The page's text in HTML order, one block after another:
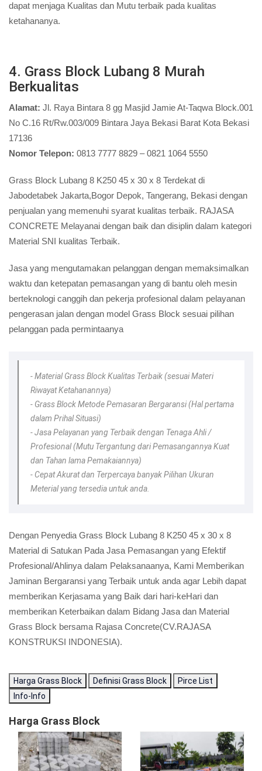
dapat menjaga Kualitas dan Mutu terbaik pada kualitas
ketahananya.
4. Grass Block Lubang 8 Murah
Berkualitas
Alamat: Jl. Raya Bintara 8 gg Masjid Jamie At-Taqwa Block.001
No C.16 Rt/Rw.003/009 Bintara Jaya Bekasi Barat Kota Bekasi
17136
Nomor Telepon: 0813 7777 8829 – 0821 1064 5550
Grass Block Lubang 8 K250 45 x 30 x 8 Terdekat di
Jabodetabek Jakarta,Bogor Depok, Tangerang, Bekasi dengan
penjualan yang memenuhi syarat kualitas terbaik. RAJASA
CONCRETE Melayanai dengan baik dan disiplin dalam kategori
Material SNI kualitas Terbaik.
Jasa yang mengutamakan pelanggan dengan memaksimalkan
waktu dan ketepatan pemasangan yang di bantu oleh mesin
berteknologi canggih dan pekerja profesional dalam pelayanan
pengerasan jalan dengan model Grass Block sesuai pilihan
pelanggan pada permintaanya
- Material Grass Block Kualitas Terbaik (sesuai Materi
Riwayat Ketahanannya)
- Grass Block Metode Pemasaran Bergaransi (Hal pertama
dalam Prihal Situasi)
- Jasa Pelayanan yang Terbaik dengan Tenaga Ahli /
Profesional (Mutu Tergantung dari Pemasangannya Kuat
dan Tahan lama Pemakaiannya)
- Cepat Akurat dan Terpercaya banyak Pilihan Ukuran
Meterial yang tersedia untuk anda.
Dengan Penyedia Grass Block Lubang 8 K250 45 x 30 x 8
Material di Satukan Pada Jasa Pemasangan yang Efektif
Profesional/Ahlinya dalam Pelaksanaanya, Kami Memberikan
Jaminan Bergaransi yang Terbaik untuk anda agar Lebih dapat
memberikan Kerjasama yang Baik dari hari-keHari dan
memberikan Keterbaikan dalam Bidang Jasa dan Material
Grass Block bersama Rajasa Concrete(CV.RAJASA
KONSTRUKSI INDONESIA).
Harga Grass Block Definisi Grass Block
Pirce List
Info-Info
Harga Grass Block